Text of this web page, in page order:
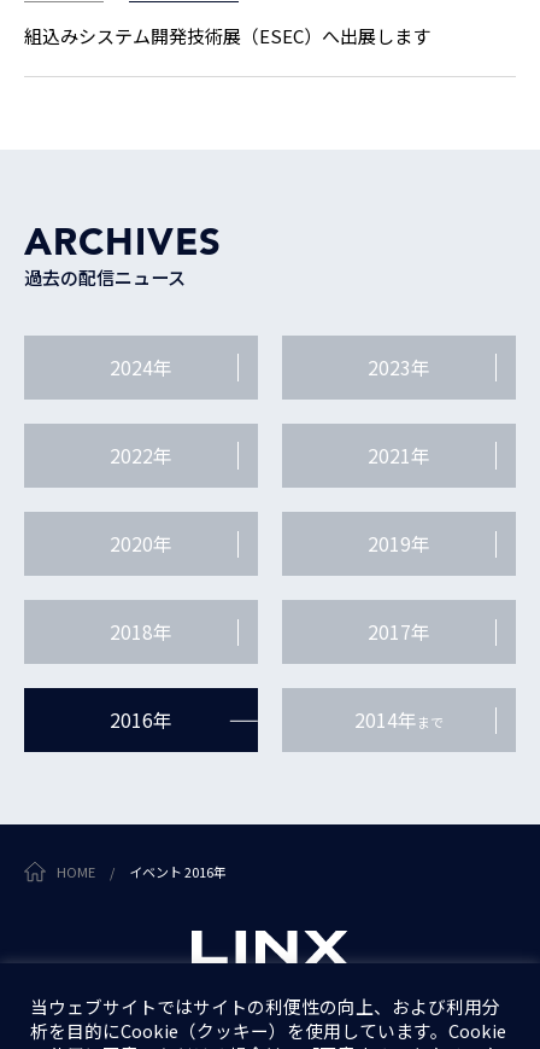
組込みシステム開発技術展（ESEC）へ出展します
ARCHIVES
過去の配信ニュース
2024年 2023年
2022年 2021年
2020年 2019年
2018年 2017年
2016年 2014年まで
HOME / イベント 2016年
当ウェブサイトではサイトの利便性の向上、および利用分
析を目的にCookie（クッキー）を使用しています。Cookie